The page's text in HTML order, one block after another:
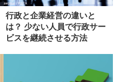
行政と企業経営の違いと
は？ 少ない人員で行政サー
ビスを継続させる方法